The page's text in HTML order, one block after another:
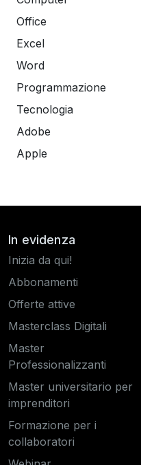
Office
Excel
Word
Programmazione
Tecnologia
Adobe
Apple
In evidenza
Inizia da qui!
Abbonamenti
Offerte attive
Masterclass Digitali
Master
Professionalizzanti
Master universitario per
imprenditori
Formazione per i
collaboratori